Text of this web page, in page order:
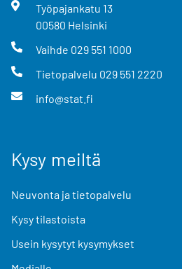
Työpajankatu 13
00580 Helsinki
Vaihde 029 551 1000
Tietopalvelu 029 551 2220
info@stat.fi
Kysy meiltä
Neuvonta ja tietopalvelu
Kysy tilastoista
Usein kysytyt kysymykset